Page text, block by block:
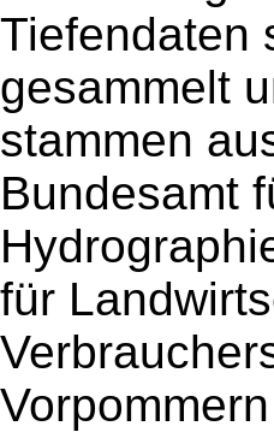
Tiefendaten
gesammelt
stammen
Bundesamt
für